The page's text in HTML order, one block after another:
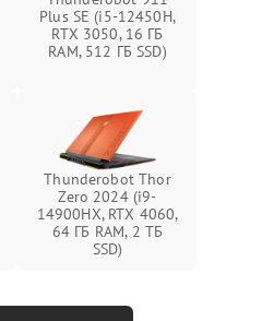
Plus SE (i5-12450H,
RTX 3050, 16 ГБ
RAM, 512 ГБ SSD)
Thunderobot Thor
Zero 2024 (i9-
14900HX, RTX 4060,
64 ГБ RAM, 2 ТБ
SSD)